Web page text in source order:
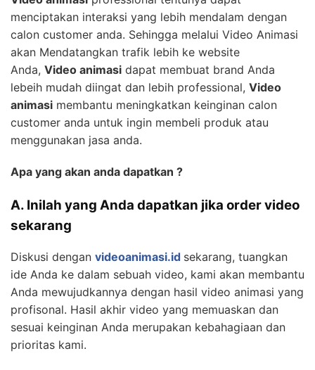
menciptakan interaksi yang lebih mendalam dengan
calon customer anda. Sehingga melalui Video Animasi
akan Mendatangkan trafik lebih ke website
Anda, Video animasi dapat membuat brand Anda
lebeih mudah diingat dan lebih professional, Video
animasi membantu meningkatkan keinginan calon
customer anda untuk ingin membeli produk atau
menggunakan jasa anda.
Apa yang akan anda dapatkan ?
A. Inilah yang Anda dapatkan jika order video
sekarang
Diskusi dengan videoanimasi.id sekarang, tuangkan
ide Anda ke dalam sebuah video, kami akan membantu
Anda mewujudkannya dengan hasil video animasi yang
profisonal. Hasil akhir video yang memuaskan dan
sesuai keinginan Anda merupakan kebahagiaan dan
prioritas kami.